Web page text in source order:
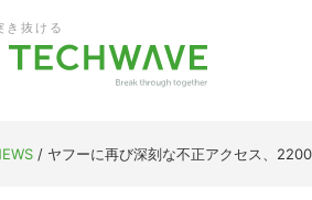
to
primary
to
main
to
primary
to
footer
き抜ける
/ ヤフーに再び深刻な不正アクセス、